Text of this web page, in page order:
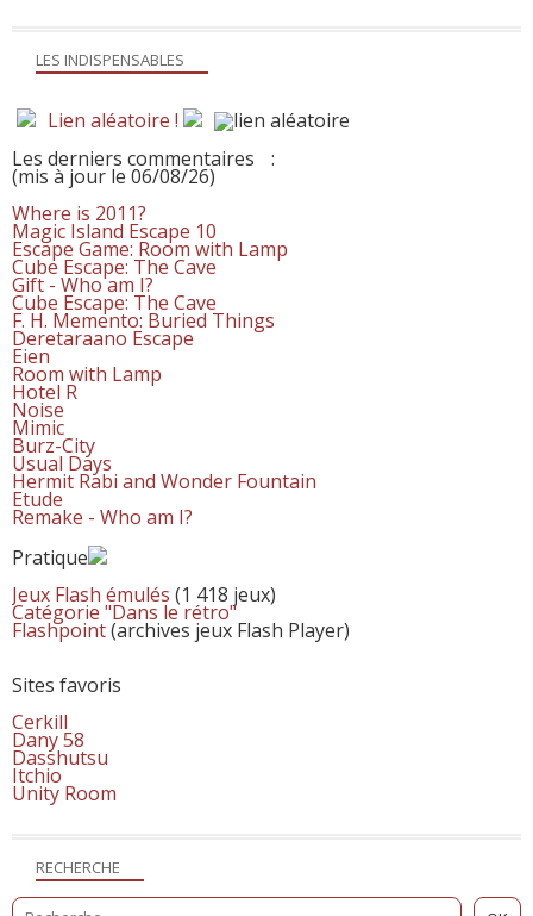
RECHERCHE
LES INDISPENSABLES
Lien aléatoire !
Les derniers commentaires
:
(mis à jour le 06/08/26)
Where is 2011?
Magic Island Escape 10
Escape Game: Room with Lamp
Cube Escape: The Cave
Gift - Who am I?
Cube Escape: The Cave
F. H. Memento: Buried Things
Deretaraano Escape
Eien
Room with Lamp
Hotel R
Noise
Mimic
Burz-City
Usual Days
Hermit Rabi and Wonder Fountain
Etude
Remake - Who am I?
Pratique
Jeux Flash émulés (1 418 jeux)
Catégorie "Dans le rétro"
Flashpoint(archives jeux Flash Player)
Sites favoris
Cerkill
Dany 58
Dasshutsu
Itchio
Unity Room